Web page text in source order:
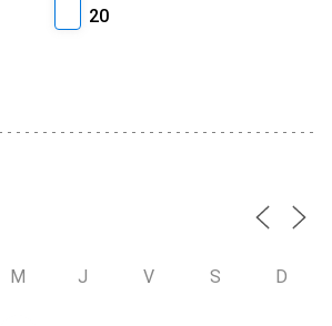
20
M J V S D